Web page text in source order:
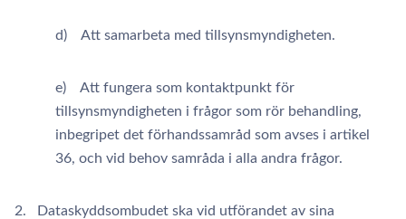
d) Att samarbeta med tillsynsmyndigheten.
e) Att fungera som kontaktpunkt för
tillsynsmyndigheten i frågor som rör behandling,
inbegripet det förhandssamråd som avses i artikel
36, och vid behov samråda i alla andra frågor.
2. Dataskyddsombudet ska vid utförandet av sina